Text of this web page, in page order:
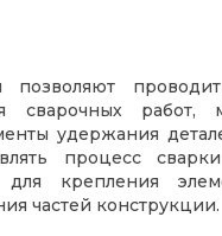
позволяют
сварочных работ,
удержания
процесс
для крепления
частей конструкции.